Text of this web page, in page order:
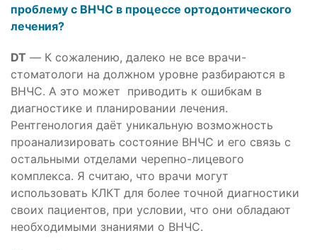
проблему с ВНЧС в процессе ортодонтического
лечения?
DT — К сожалению, далеко не все врачи-
стоматологи на должном уровне разбираются в
ВНЧС. А это может приводить к ошибкам в
диагностике и планировании лечения.
Рентгенология даёт уникальную возможность
проанализировать состояние ВНЧС и его связь с
остальными отделами черепно-лицевого
комплекса. Я считаю, что врачи могут
использовать КЛКТ для более точной диагностики
своих пациентов, при условии, что они обладают
необходимыми знаниями о ВНЧС.